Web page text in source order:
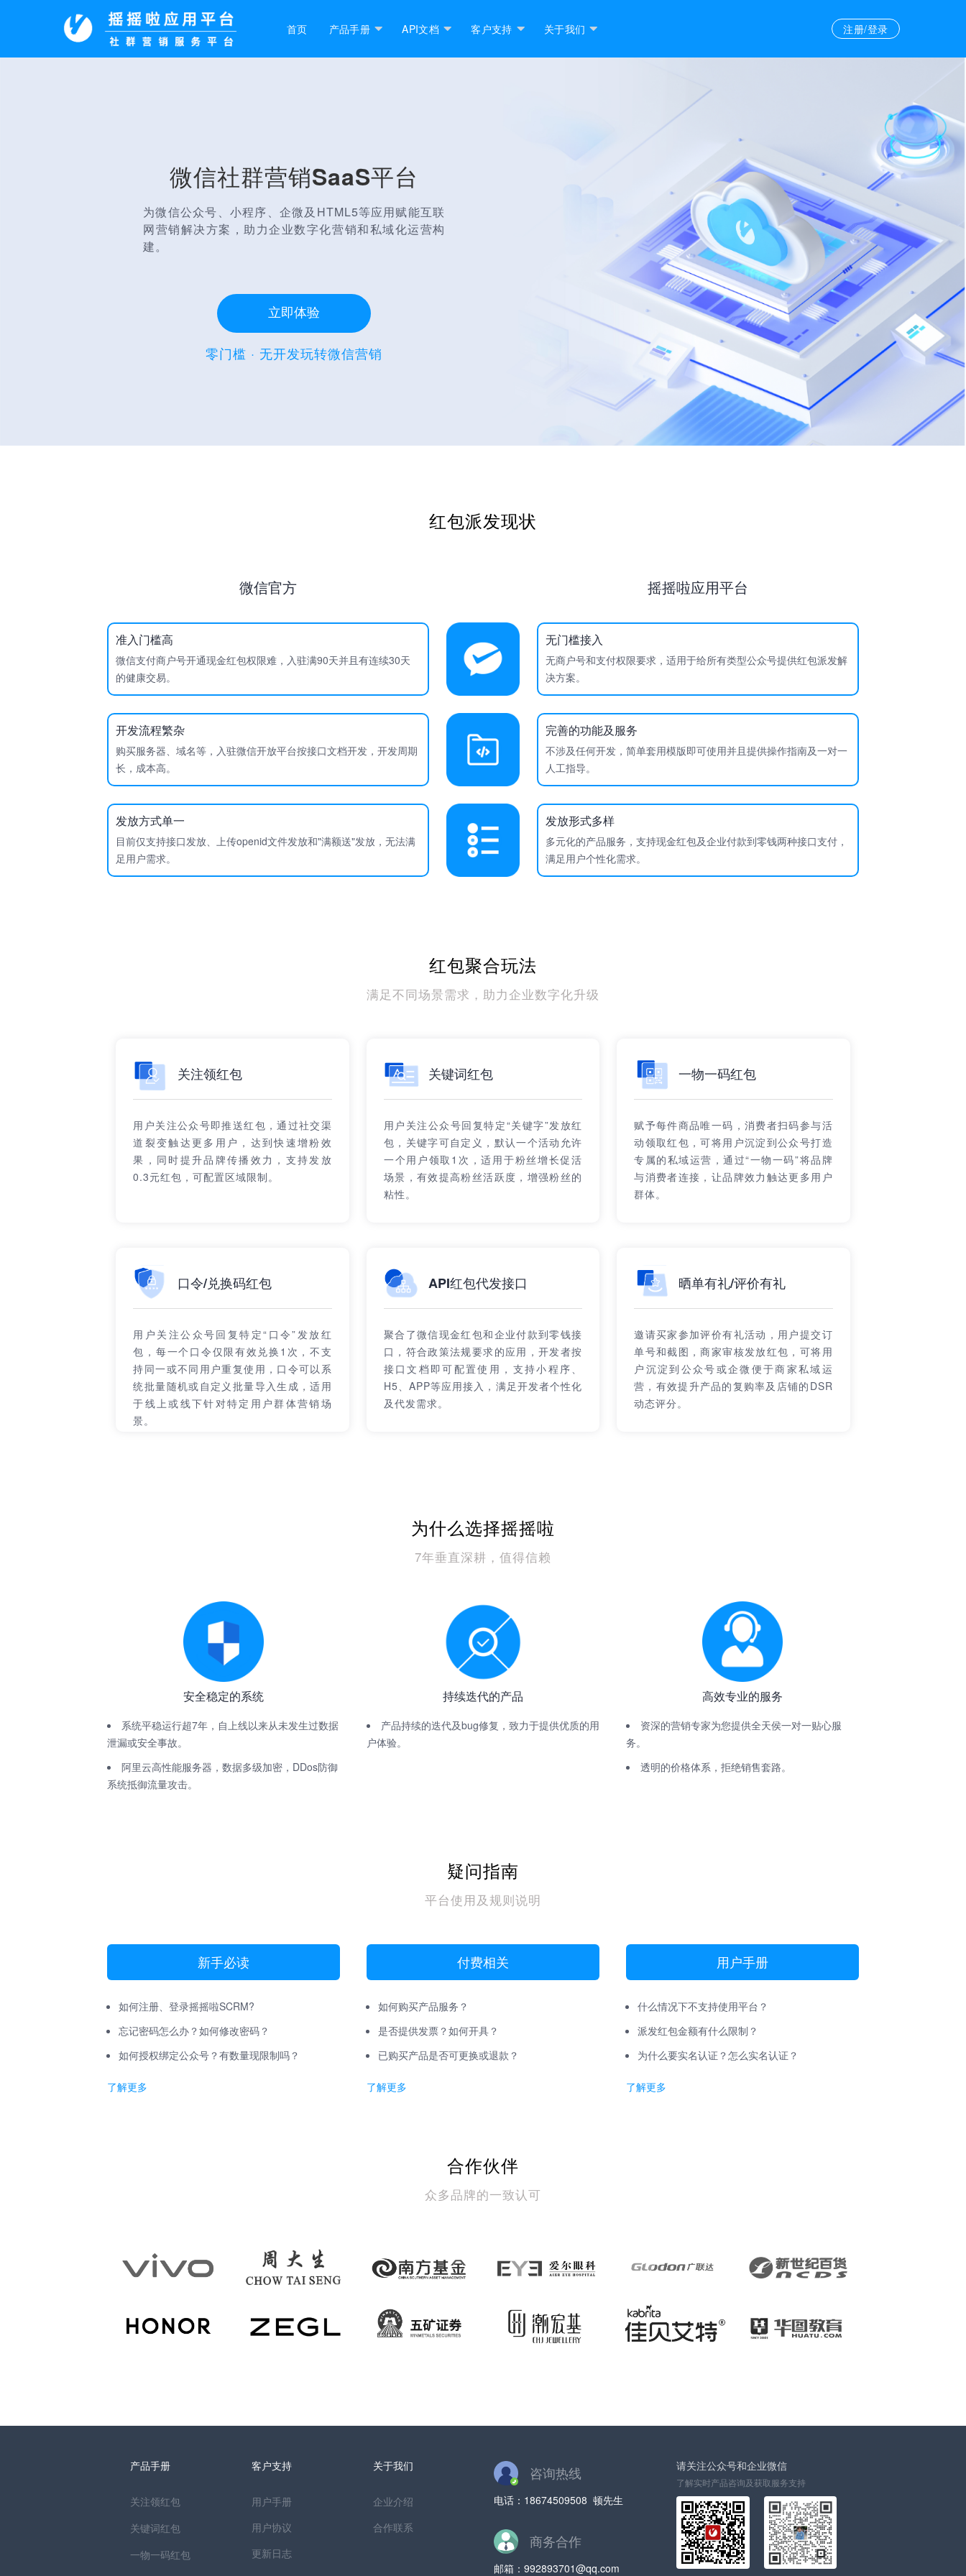
首页 产品手册 API文档 客户支持 关于我们 注册/登录
微信社群营销SaaS平台
为微信公众号、小程序、企微及HTML5等应用赋能互联
网营销解决方案，助力企业数字化营销和私域化运营构
建。
立即体验
零门槛 · 无开发玩转微信营销
红包派发现状
微信官方
准入门槛高
微信支付商户号开通现金红包权限难，入驻满90天并且有连续30天
的健康交易。
开发流程繁杂
购买服务器、域名等，入驻微信开放平台按接口文档开发，开发周期
长，成本高。
发放方式单一
目前仅支持接口发放、上传openid文件发放和"满额送"发放，无法满
足用户需求。
摇摇啦应用平台
无门槛接入
无商户号和支付权限要求，适用于给所有类型公众号提供红包派发解
决方案。
完善的功能及服务
不涉及任何开发，简单套用模版即可使用并且提供操作指南及一对一
人工指导。
发放形式多样
多元化的产品服务，支持现金红包及企业付款到零钱两种接口支付，
满足用户个性化需求。
红包聚合玩法
满足不同场景需求，助力企业数字化升级
关注领红包
用户关注公众号即推送红包，通过社交渠
道裂变触达更多用户，达到快速增粉效
果，同时提升品牌传播效力，支持发放
0.3元红包，可配置区域限制。
关键词红包
用户关注公众号回复特定“关键字”发放红
包，关键字可自定义，默认一个活动允许
一个用户领取1次，适用于粉丝增长促活
场景，有效提高粉丝活跃度，增强粉丝的
粘性。
一物一码红包
赋予每件商品唯一码，消费者扫码参与活
动领取红包，可将用户沉淀到公众号打造
专属的私域运营，通过“一物一码”将品牌
与消费者连接，让品牌效力触达更多用户
群体。
口令/兑换码红包
用户关注公众号回复特定“口令”发放红
包，每一个口令仅限有效兑换1次，不支
持同一或不同用户重复使用，口令可以系
统批量随机或自定义批量导入生成，适用
于线上或线下针对特定用户群体营销场
景。
API红包代发接口
聚合了微信现金红包和企业付款到零钱接
口，符合政策法规要求的应用，开发者按
接口文档即可配置使用，支持小程序、
H5、APP等应用接入，满足开发者个性化
及代发需求。
晒单有礼/评价有礼
邀请买家参加评价有礼活动，用户提交订
单号和截图，商家审核发放红包，可将用
户沉淀到公众号或企微便于商家私域运
营，有效提升产品的复购率及店铺的DSR
动态评分。
为什么选择摇摇啦
7年垂直深耕，值得信赖
安全稳定的系统
系统平稳运行超7年，自上线以来从未发生过数据
泄漏或安全事故。
阿里云高性能服务器，数据多级加密，DDos防御
系统抵御流量攻击。
持续迭代的产品
产品持续的迭代及bug修复，致力于提供优质的用
户体验。
高效专业的服务
资深的营销专家为您提供全天侯一对一贴心服
务。
透明的价格体系，拒绝销售套路。
疑问指南
平台使用及规则说明
新手必读
如何注册、登录摇摇啦SCRM?
忘记密码怎么办？如何修改密码？
如何授权绑定公众号？有数量现限制吗？
了解更多
付费相关
如何购买产品服务？
是否提供发票？如何开具？
已购买产品是否可更换或退款？
了解更多
用户手册
什么情况下不支持使用平台？
派发红包金额有什么限制？
为什么要实名认证？怎么实名认证？
了解更多
合作伙伴
众多品牌的一致认可
产品手册
关注领红包
关键词红包
一物一码红包
客户支持
用户手册
用户协议
更新日志
关于我们
企业介绍
合作联系
咨询热线
电话： 18674509508 顿先生
商务合作
邮箱：992893701@qq.com
请关注公众号和企业微信
了解实时产品咨询及获取服务支持